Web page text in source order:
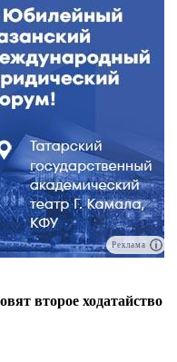
Реклама
второе ходатайство